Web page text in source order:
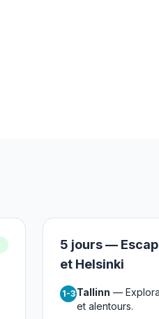
5 jours —
et Helsinki
1-3 Tallinn —
et alentours.